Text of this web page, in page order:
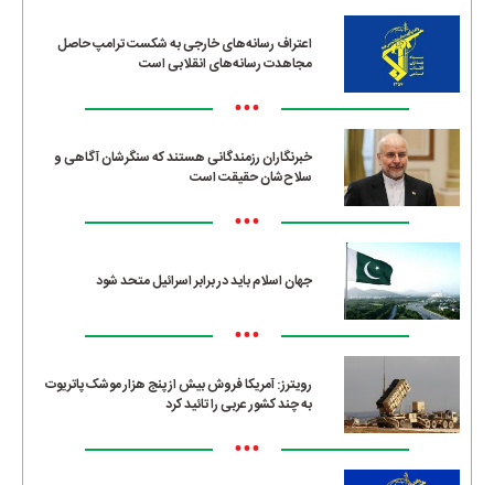
اعتراف رسانه‌های خارجی به شکست ترامپ حاصل
مجاهدت رسانه‌های انقلابی است
•••
خبرنگاران رزمندگانی هستند که سنگرشان آگاهی و
سلاح‌شان حقیقت است
•••
جهان اسلام باید در برابر اسرائیل متحد شود
•••
رویترز: آمریکا فروش بیش از پنج هزار موشک پاتریوت
به چند کشور عربی را تائید کرد
•••